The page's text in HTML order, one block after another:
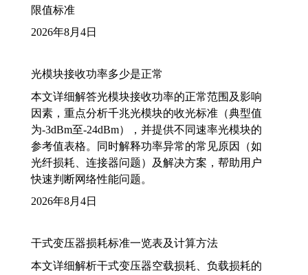
限值标准
2026年8月4日
光模块接收功率多少是正常
本文详细解答光模块接收功率的正常范围及影响
因素，重点分析千兆光模块的收光标准（典型值
为-3dBm至-24dBm），并提供不同速率光模块的
参考值表格。同时解释功率异常的常见原因（如
光纤损耗、连接器问题）及解决方案，帮助用户
快速判断网络性能问题。
2026年8月4日
干式变压器损耗标准一览表及计算方法
本文详细解析干式变压器空载损耗、负载损耗的